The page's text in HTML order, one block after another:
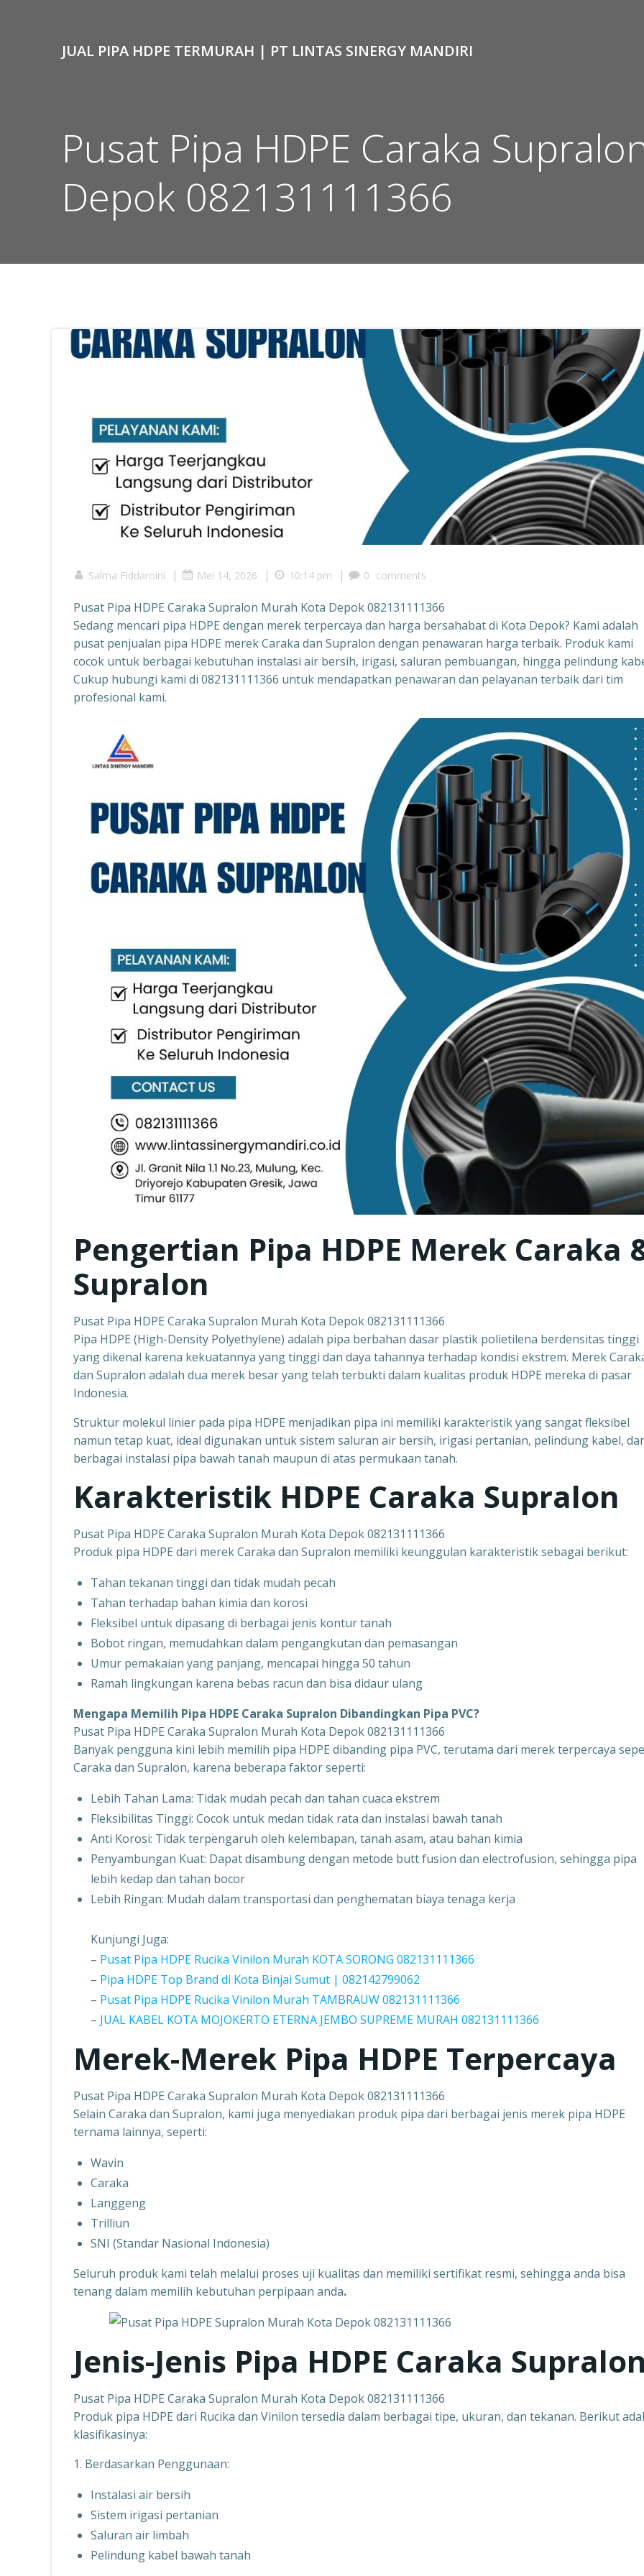
JUAL PIPA HDPE TERMURAH | PT LINTAS SINERGY MANDIRI
Pusat Pipa HDPE Caraka
Depok 082131111366
Salma Fiddaroini | Mei 14, 2026 | 10:14 pm | 0 comments
Pusat Pipa HDPE Caraka Supralon Murah Kota Depok 082131111366
Sedang mencari pipa HDPE dengan merek terpercaya dan harga bersahabat di Kota Depok? Kami adalah
pusat penjualan pipa HDPE merek Caraka dan Supralon dengan penawaran harga terbaik. Produk kami
cocok untuk berbagai kebutuhan instalasi air bersih, irigasi, saluran pembuangan, hingga pelindung
Cukup hubungi kami di 082131111366 untuk mendapatkan penawaran dan pelayanan terbaik dari tim
profesional kami.
Pengertian Pipa HDPE Merek Caraka
Supralon
Pusat Pipa HDPE Caraka Supralon Murah Kota Depok 082131111366
Pipa HDPE (High-Density Polyethylene) adalah pipa berbahan dasar plastik polietilena berdensitas tinggi
yang dikenal karena kekuatannya yang tinggi dan daya tahannya terhadap kondisi ekstrem. Merek
dan Supralon adalah dua merek besar yang telah terbukti dalam kualitas produk HDPE mereka di pasar
Indonesia.
Struktur molekul linier pada pipa HDPE menjadikan pipa ini memiliki karakteristik yang sangat fleksibel
namun tetap kuat, ideal digunakan untuk sistem saluran air bersih, irigasi pertanian, pelindung kabel,
berbagai instalasi pipa bawah tanah maupun di atas permukaan tanah.
Karakteristik HDPE Caraka Supralon
Pusat Pipa HDPE Caraka Supralon Murah Kota Depok 082131111366
Produk pipa HDPE dari merek Caraka dan Supralon memiliki keunggulan karakteristik sebagai berikut:
Tahan tekanan tinggi dan tidak mudah pecah
Tahan terhadap bahan kimia dan korosi
Fleksibel untuk dipasang di berbagai jenis kontur tanah
Bobot ringan, memudahkan dalam pengangkutan dan pemasangan
Umur pemakaian yang panjang, mencapai hingga 50 tahun
Ramah lingkungan karena bebas racun dan bisa didaur ulang
Mengapa Memilih Pipa HDPE Caraka Supralon Dibandingkan Pipa PVC?
Pusat Pipa HDPE Caraka Supralon Murah Kota Depok 082131111366
Banyak pengguna kini lebih memilih pipa HDPE dibanding pipa PVC, terutama dari merek terpercaya
Caraka dan Supralon, karena beberapa faktor seperti:
Lebih Tahan Lama: Tidak mudah pecah dan tahan cuaca ekstrem
Fleksibilitas Tinggi: Cocok untuk medan tidak rata dan instalasi bawah tanah
Anti Korosi: Tidak terpengaruh oleh kelembapan, tanah asam, atau bahan kimia
Penyambungan Kuat: Dapat disambung dengan metode butt fusion dan electrofusion, sehingga pipa
lebih kedap dan tahan bocor
Lebih Ringan: Mudah dalam transportasi dan penghematan biaya tenaga kerja
Kunjungi Juga:
– Pusat Pipa HDPE Rucika Vinilon Murah KOTA SORONG 082131111366
– Pipa HDPE Top Brand di Kota Binjai Sumut | 082142799062
– Pusat Pipa HDPE Rucika Vinilon Murah TAMBRAUW 082131111366
– JUAL KABEL KOTA MOJOKERTO ETERNA JEMBO SUPREME MURAH 082131111366
Merek-Merek Pipa HDPE Terpercaya
Pusat Pipa HDPE Caraka Supralon Murah Kota Depok 082131111366
Selain Caraka dan Supralon, kami juga menyediakan produk pipa dari berbagai jenis merek pipa HDPE
ternama lainnya, seperti:
Wavin
Caraka
Langgeng
Trilliun
SNI (Standar Nasional Indonesia)
Seluruh produk kami telah melalui proses uji kualitas dan memiliki sertifikat resmi, sehingga anda bisa
tenang dalam memilih kebutuhan perpipaan anda.
Jenis-Jenis Pipa HDPE Caraka
Pusat Pipa HDPE Caraka Supralon Murah Kota Depok 082131111366
Produk pipa HDPE dari Rucika dan Vinilon tersedia dalam berbagai tipe, ukuran, dan tekanan. Berikut
klasifikasinya:
1. Berdasarkan Penggunaan:
Instalasi air bersih
Sistem irigasi pertanian
Saluran air limbah
Pelindung kabel bawah tanah